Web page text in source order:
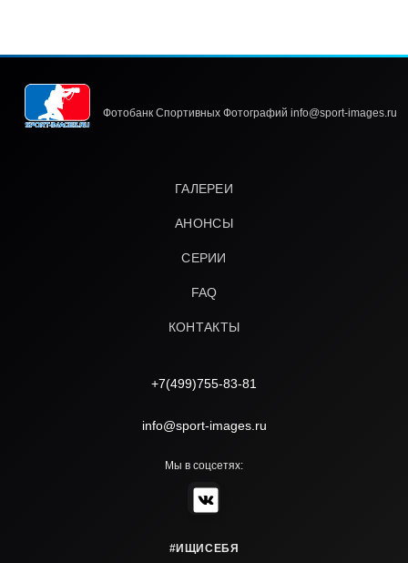
Фотобанк Спортивных Фотографий info@sport-images.ru
ГАЛЕРЕИ
АНОНСЫ
СЕРИИ
FAQ
КОНТАКТЫ
+7(499)755-83-81
info@sport-images.ru
Мы в соцсетях:
#ИЩИСЕБЯ